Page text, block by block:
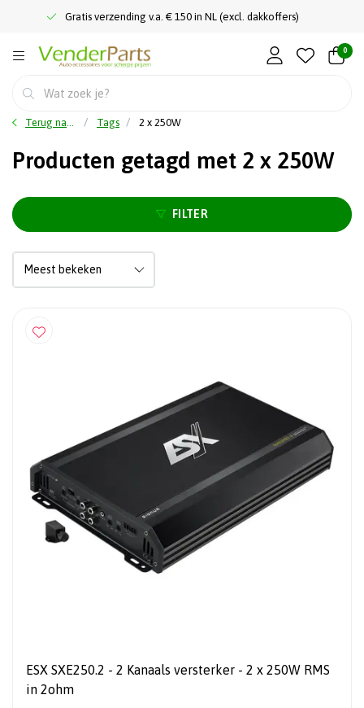
Gratis verzending v.a. € 150 in NL (excl. dakkoffers)
0
Terug naar home Tags 2 x 250W
Producten getagd met 2 x 250W
FILTER
ESX SXE250.2 - 2 Kanaals versterker - 2 x 250W RMS
in 2ohm